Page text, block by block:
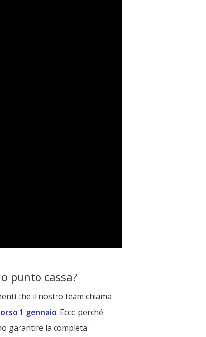
punto cassa?
che il nostro team chiama
1 gennaio. Ecco perché
garantire la completa